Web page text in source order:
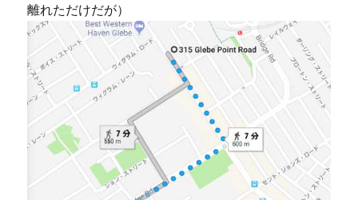
離れただけだが）